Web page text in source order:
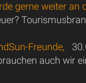
gerne weiter an
Freunde,
auch wir